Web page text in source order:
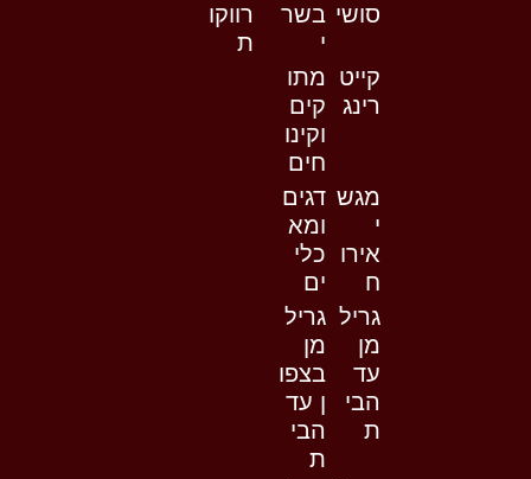
סושי בשר
י
קייט
רינג
מתו
קים
וקינו
חים
מגש
י
אירו
ח
דגים
ומא
כלי
ים
גריל
מן
עד
הבי
ת
גריל
מן
בצפו
ן עד
הבי
ת
רווקו
ת